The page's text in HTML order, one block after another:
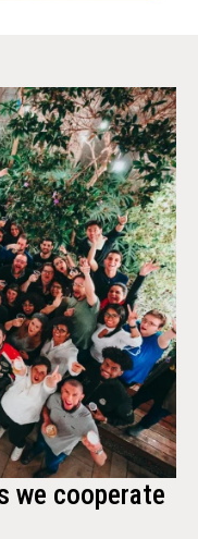
we cooperate